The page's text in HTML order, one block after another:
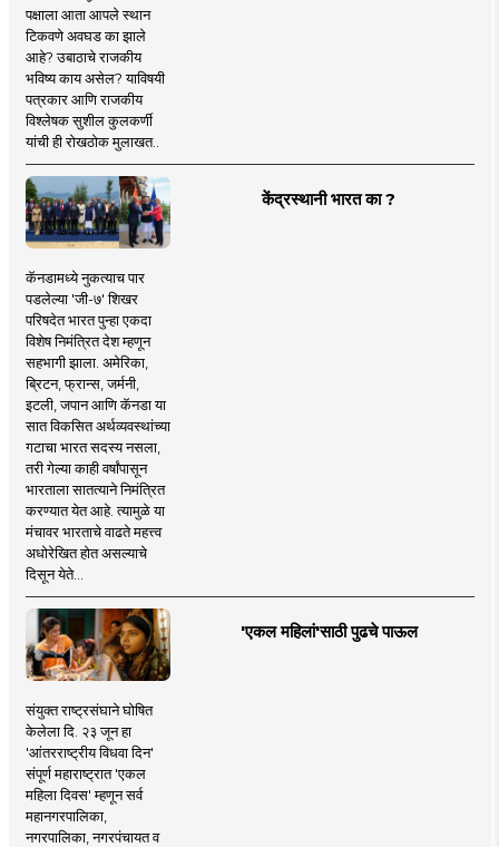
पक्षाला आता आपले स्थान
टिकवणे अवघड का झाले
आहे? उबाठाचे राजकीय
भविष्य काय असेल? याविषयी
पत्रकार आणि राजकीय
विश्लेषक सुशील कुलकर्णी
यांची ही रोखठोक मुलाखत..
केंद्रस्थानी भारत का ?
कॅनडामध्ये नुकत्याच पार
पडलेल्या 'जी-७' शिखर
परिषदेत भारत पुन्हा एकदा
विशेष निमंत्रित देश म्हणून
सहभागी झाला. अमेरिका,
ब्रिटन, फ्रान्स, जर्मनी,
इटली, जपान आणि कॅनडा या
सात विकसित अर्थव्यवस्थांच्या
गटाचा भारत सदस्य नसला,
तरी गेल्या काही वर्षांपासून
भारताला सातत्याने निमंत्रित
करण्यात येत आहे. त्यामुळे या
मंचावर भारताचे वाढते महत्त्व
अधोरेखित होत असल्याचे
दिसून येते...
'एकल महिलां'साठी पुढचे पाऊल
संयुक्त राष्ट्रसंघाने घोषित
केलेला दि. २३ जून हा
'आंतरराष्ट्रीय विधवा दिन'
संपूर्ण महाराष्ट्रात 'एकल
महिला दिवस' म्हणून सर्व
महानगरपालिका,
नगरपालिका, नगरपंचायत व